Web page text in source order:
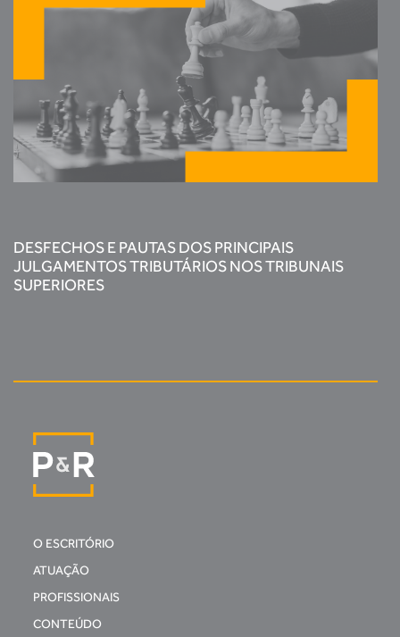
DESFECHOS E PAUTAS DOS PRINCIPAIS
JULGAMENTOS TRIBUTÁRIOS NOS TRIBUNAIS
SUPERIORES
O ESCRITÓRIO
ATUAÇÃO
PROFISSIONAIS
CONTEÚDO